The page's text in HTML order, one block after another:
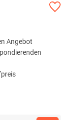
Angebot